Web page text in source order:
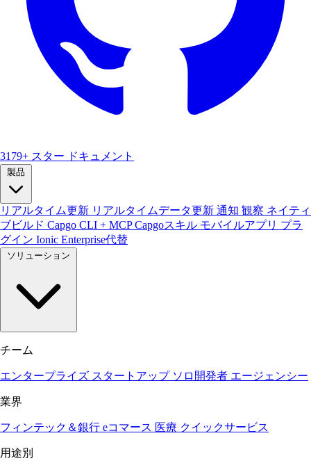
3179+ スター ドキュメント
製品
リアルタイム更新 リアルタイムデータ更新 通知 観察 ネイティ
ブビルド Capgo CLI + MCPCapgoスキル モバイルアプリ プラ
グイン Ionic Enterprise代替
ソリューション
チーム
エンタープライズ スタートアップ ソロ開発者 エージェンシー
業界
フィンテック＆銀行 eコマース 医療 クイックサービス
用途別